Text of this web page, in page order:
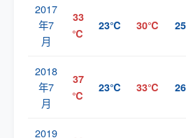
2017
年7
月
33
℃
23℃ 30℃
2018
年7
月
37
℃
23℃ 33℃
2019